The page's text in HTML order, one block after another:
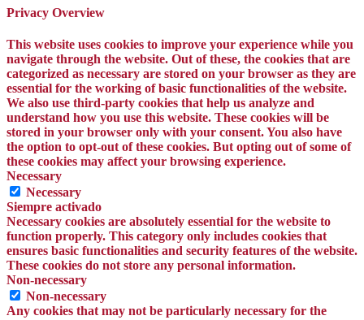
Privacy Overview
This website uses cookies to improve your experience while you
navigate through the website. Out of these, the cookies that are
categorized as necessary are stored on your browser as they are
essential for the working of basic functionalities of the website.
We also use third-party cookies that help us analyze and
understand how you use this website. These cookies will be
stored in your browser only with your consent. You also have
the option to opt-out of these cookies. But opting out of some of
these cookies may affect your browsing experience.
Necessary
Necessary
Siempre activado
Necessary cookies are absolutely essential for the website to
function properly. This category only includes cookies that
ensures basic functionalities and security features of the website.
These cookies do not store any personal information.
Non-necessary
Non-necessary
Any cookies that may not be particularly necessary for the